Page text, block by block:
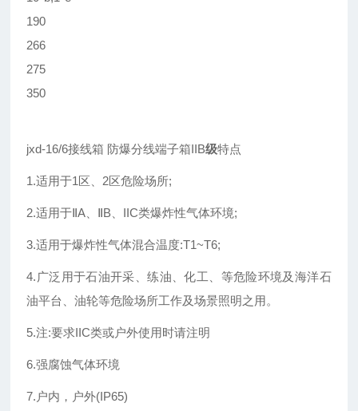
190
266
275
350
jxd-16/6接线箱 防爆分线端子箱IIB级特点
1.适用于1区、2区危险场所;
2.适用于ⅡA、ⅡB、IIC类爆炸性气体环境;
3.适用于爆炸性气体混合温度:T1~T6;
4.广泛用于石油开采、练油、化工、等危险环境及海洋石
油平台、油轮等危险场所工作及场景照明之用。
5.注:要求IIC类或户外使用时请注明
6.强腐蚀气体环境
7.户内，户外(IP65)